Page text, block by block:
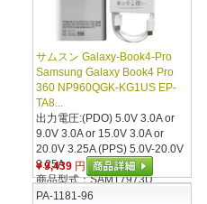
サムスン Galaxy-Book4-Pro
Samsung Galaxy Book4 Pro
360 NP960QGK-KG1US EP-
TA8...
出力電圧:(PDO) 5.0V 3.0A or
9.0V 3.0A or 15.0V 3.0A or
20.0V 3.25A (PPS) 5.0V-20.0V
3.25A
商品型式：SAM17973U
￥9,439 円
PA-1181-96